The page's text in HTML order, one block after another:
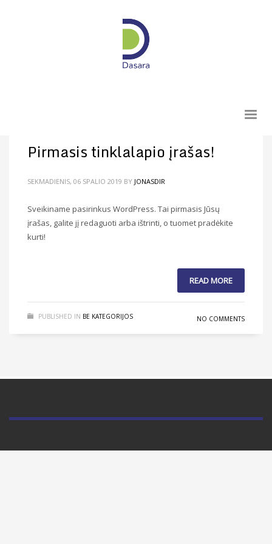
Pirmasis tinklalapio įrašas!
SEKMADIENIS, 06 SPALIO 2019 BY JONASDIR
Sveikiname pasirinkus WordPress. Tai pirmasis Jūsų
įrašas, galite jį redaguoti arba ištrinti, o tuomet pradėkite
kurti!
READ MORE
PUBLISHED IN BE KATEGORIJOS NO COMMENTS